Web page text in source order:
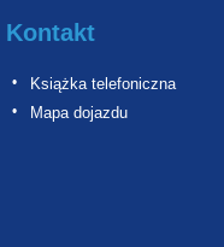
Kontakt
Książka telefoniczna
Mapa dojazdu